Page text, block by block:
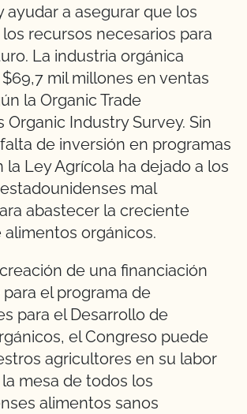
ayudar a asegurar que los
los recursos necesarios para
La industria orgánica
mil millones en ventas
la Organic Trade
Organic Industry Survey. Sin
de inversión en programas
la Ley Agrícola ha dejado a los
mal
abastecer la creciente
orgánicos.
de una financiación
el programa de
para el Desarrollo de
el Congreso puede
agricultores en su labor
mesa de todos los
alimentos sanos